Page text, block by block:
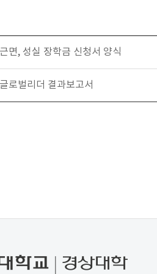
근면, 성실 장학금 신청서 양식
글로벌리더 결과보고서